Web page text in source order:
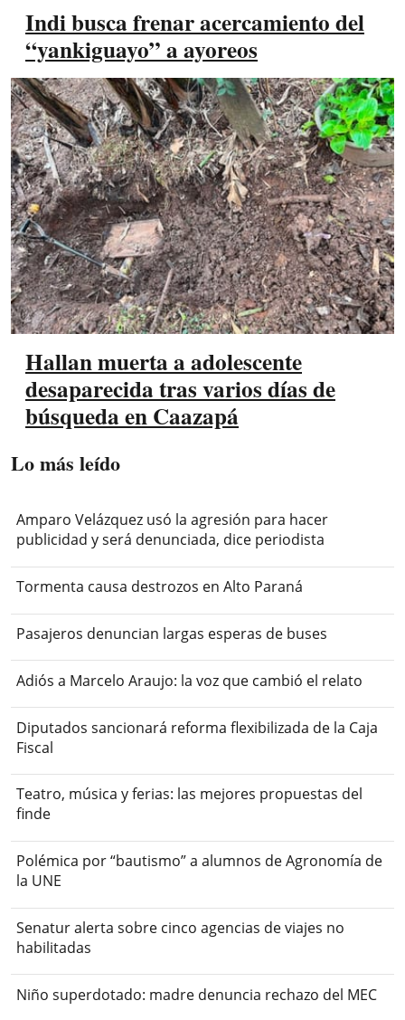
Indi busca frenar acercamiento del
“yankiguayo” a ayoreos
Hallan muerta a adolescente
desaparecida tras varios días de
búsqueda en Caazapá
Lo más leído
Amparo Velázquez usó la agresión para hacer
publicidad y será denunciada, dice periodista
Tormenta causa destrozos en Alto Paraná
Pasajeros denuncian largas esperas de buses
Adiós a Marcelo Araujo: la voz que cambió el relato
Diputados sancionará reforma flexibilizada de la Caja
Fiscal
Teatro, música y ferias: las mejores propuestas del
finde
Polémica por “bautismo” a alumnos de Agronomía de
la UNE
Senatur alerta sobre cinco agencias de viajes no
habilitadas
Niño superdotado: madre denuncia rechazo del MEC